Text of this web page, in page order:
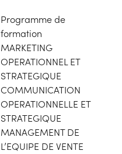
Programme de
formation
MARKETING
OPERATIONNEL ET
STRATEGIQUE
COMMUNICATION
OPERATIONNELLE ET
STRATEGIQUE
MANAGEMENT DE
L’EQUIPE DE VENTE